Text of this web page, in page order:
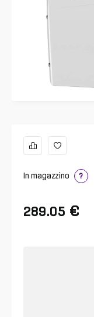
In magazzino ?
289.05 €